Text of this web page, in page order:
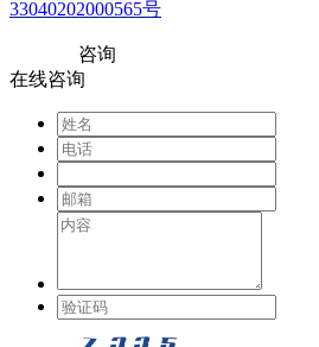
33040202000565号
咨询
在线咨询